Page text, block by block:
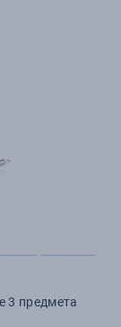
3 предмета